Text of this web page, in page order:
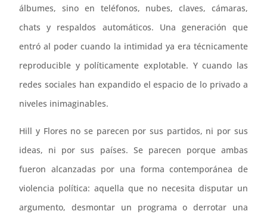
álbumes, sino en teléfonos, nubes, claves, cámaras,
chats y respaldos automáticos. Una generación que
entró al poder cuando la intimidad ya era técnicamente
reproducible y políticamente explotable. Y cuando las
redes sociales han expandido el espacio de lo privado a
niveles inimaginables.
Hill y Flores no se parecen por sus partidos, ni por sus
ideas, ni por sus países. Se parecen porque ambas
fueron alcanzadas por una forma contemporánea de
violencia política: aquella que no necesita disputar un
argumento, desmontar un programa o derrotar una